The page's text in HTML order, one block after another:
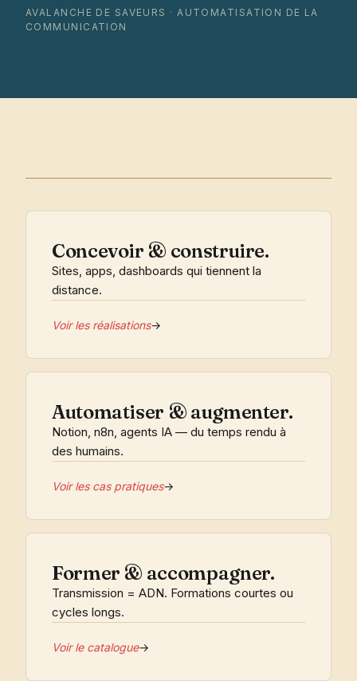
AVALANCHE DE SAVEURS · AUTOMATISATION DE LA
COMMUNICATION
Concevoir & construire.
Sites, apps, dashboards qui tiennent la
distance.
Voir les réalisations→
Automatiser & augmenter.
Notion, n8n, agents IA — du temps rendu à
des humains.
Voir les cas pratiques→
Former & accompagner.
Transmission = ADN. Formations courtes ou
cycles longs.
Voir le catalogue→